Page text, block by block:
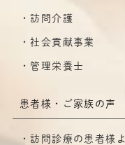
訪問介護
社会貢献事業
管理栄養士
患者様・ご家族の声
訪問診療の患者様